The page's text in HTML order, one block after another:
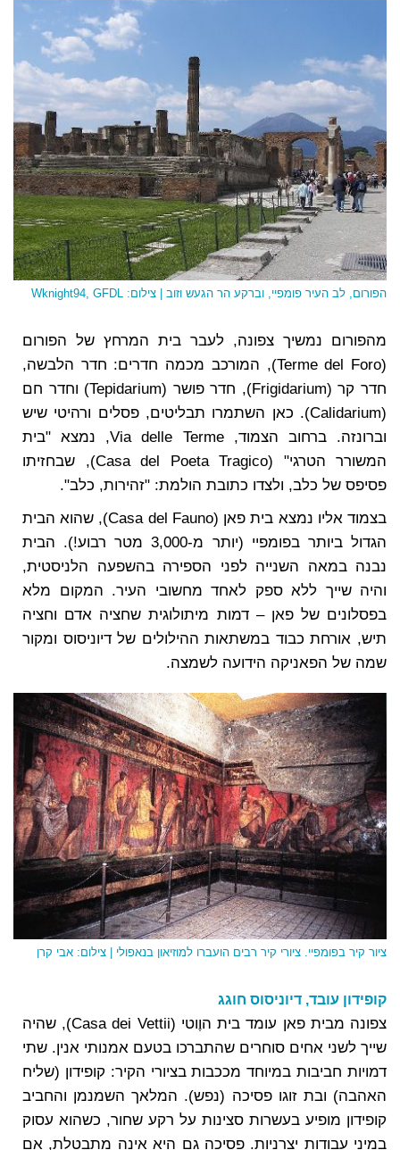
הפורום, לב העיר פומפיי, וברקע הר הגעש וזוב | צילום: Wknight94, GFDL
מהפורום נמשיך צפונה, לעבר בית המרחץ של הפורום
(Terme del Foro), המורכב מכמה חדרים: חדר הלבשה,
חדר קר (Frigidarium), חדר פושר (Tepidarium) וחדר חם
(Calidarium). כאן השתמרו תבליטים, פסלים ורהיטי שיש
וברונזה. ברחוב הצמוד, Via delle Terme, נמצא "בית
המשורר הטרגי" (Casa del Poeta Tragico), שבחזיתו
פסיפס של כלב, ולצדו כתובת הולמת: "זהירות, כלב".
בצמוד אליו נמצא בית פאן (Casa del Fauno), שהוא הבית
הגדול ביותר בפומפיי (יותר מ-3,000 מטר רבוע!). הבית
נבנה במאה השנייה לפני הספירה בהשפעה הלניסטית,
והיה שייך ללא ספק לאחד מחשובי העיר. המקום מלא
בפסלונים של פאן – דמות מיתולוגית שחציה אדם וחציה
תיש, אורחת כבוד במשתאות ההילולים של דיוניסוס ומקור
שמה של הפאניקה הידועה לשמצה.
ציור קיר בפומפיי. ציורי קיר רבים הועברו למוזיאון בנאפולי | צילום: אבי קרן
קופידון עובד, דיוניסוס חוגג
צפונה מבית פאן עומד בית הוֶוטי (Casa dei Vettii), שהיה
שייך לשני אחים סוחרים שהתברכו בטעם אמנותי אנין. שתי
דמויות חביבות במיוחד מככבות בציורי הקיר: קופידון (שליח
האהבה) ובת זוגו פסיכה (נפש). המלאך השמנמן והחביב
קופידון מופיע בעשרות סצינות על רקע שחור, כשהוא עסוק
במיני עבודות יצרניות. פסיכה גם היא אינה מתבטלת, אם